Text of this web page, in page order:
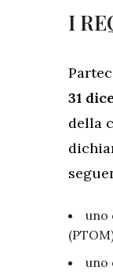
I
31
della
uno
uno